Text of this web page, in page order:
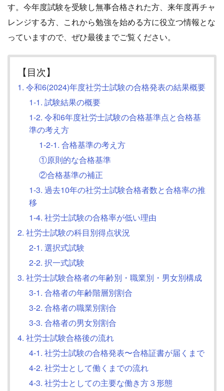
す。今年度試験を受験し無事合格された方、来年度再チャ
レンジする方、これから勉強を始める方に役立つ情報とな
っていますので、ぜひ最後までご覧ください。
【目次】
1. 令和6(2024)年度社労士試験の合格発表の結果概要
1-1. 試験結果の概要
1-2. 令和6年度社労士試験の合格基準点と合格基
準の考え方
1-2-1. 合格基準の考え方
①原則的な合格基準
②合格基準の補正
1-3. 過去10年の社労士試験合格者数と合格率の推
移
1-4. 社労士試験の合格率が低い理由
2. 社労士試験の科目別得点状況
2-1. 選択式試験
2-2. 択一式試験
3. 社労士試験合格者の年齢別・職業別・男女別構成
3-1. 合格者の年齢階層別割合
3-2. 合格者の職業別割合
3-3. 合格者の男女別割合
4. 社労士試験合格後の流れ
4-1. 社労士試験の合格発表〜合格証書が届くまで
4-2. 社労士として働くまでの流れ
4-3. 社労士としての主要な働き方３形態